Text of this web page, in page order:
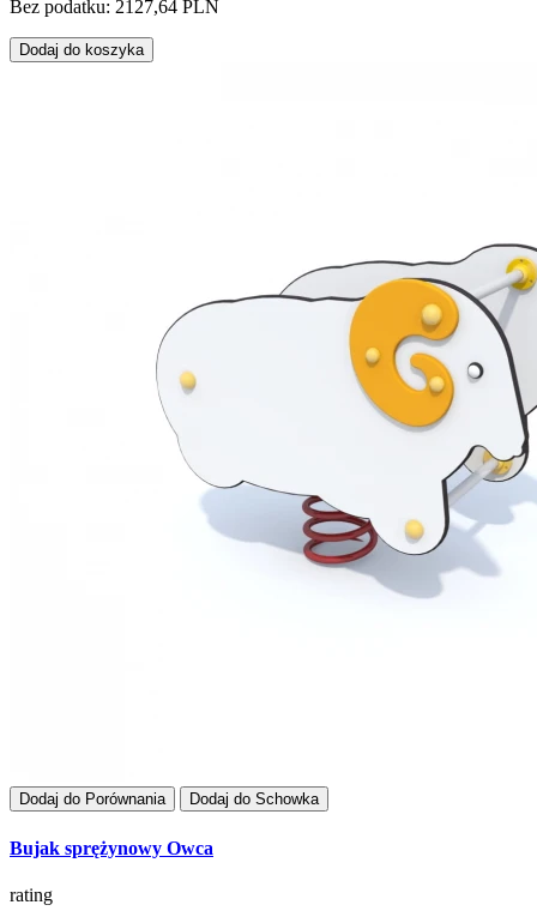
Bez podatku: 2127,64 PLN
Dodaj do koszyka
Dodaj do Porównania Dodaj do Schowka
Bujak sprężynowy Owca
rating